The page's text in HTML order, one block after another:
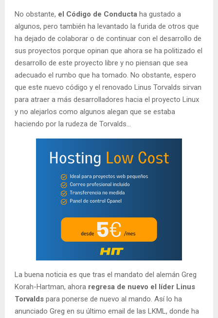
No obstante, el Código de Conducta ha gustado a
algunos, pero también ha levantado la furida de otros que
ha dejado de colaborar o de continuar con el desarrollo de
sus proyectos porque opinan que ahora se ha politizado el
desarrollo de este proyecto libre y no piensan que sea
adecuado el rumbo que ha tomado. No obstante, espero
que este nuevo código y el renovado Linus Torvalds sirvan
para atraer a más desarrolladores hacia el proyecto Linux
y no alejarlos como algunos alegan que se estaba
haciendo por la rudeza de Torvalds…
La buena noticia es que tras el mandato del alemán Greg
Korah-Hartman, ahora regresa de nuevo el líder Linus
Torvalds para ponerse de nuevo al mando. Así lo ha
anunciado Greg en su último email de las LKML, donde ha